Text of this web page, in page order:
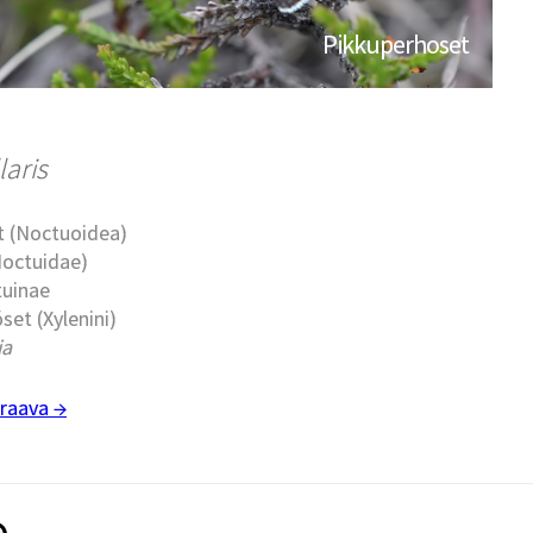
Pikkuperhoset
(Noctuoidea)
(Xylenini)
→